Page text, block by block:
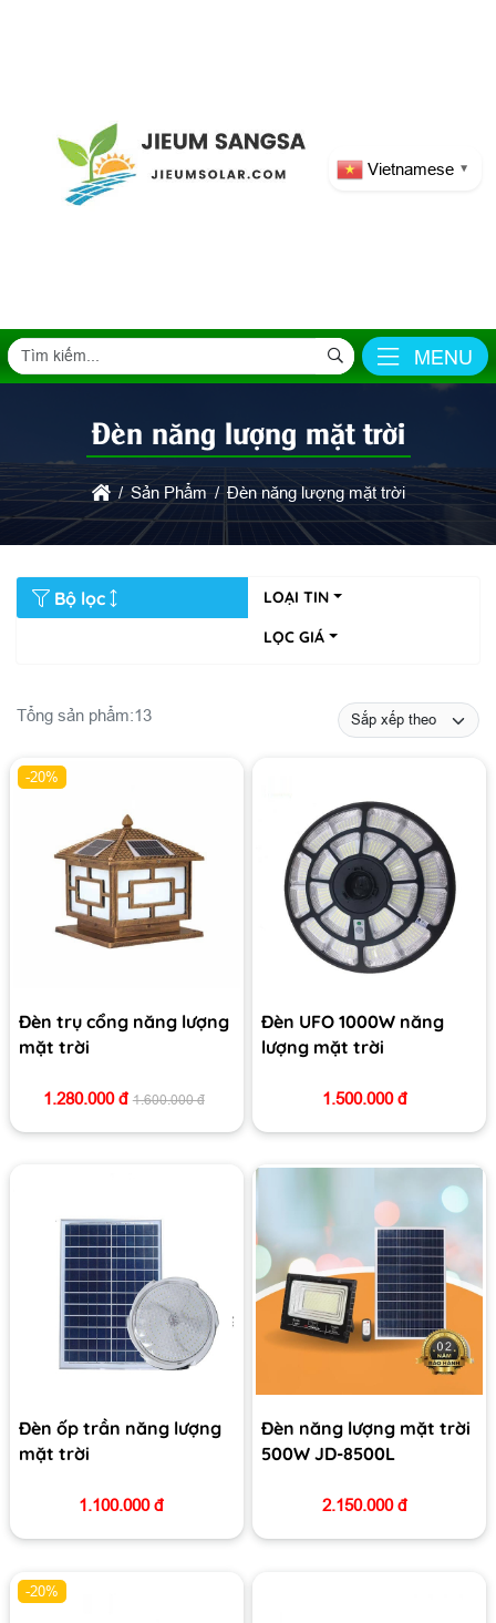
Vietnamese ▼
MENU
Đèn năng lượng mặt trời
Sản Phẩm Đèn năng lượng mặt trời
Bộ lọc
LOẠI TIN
LỌC GIÁ
Tổng sản phẩm:13
-20%
Đèn trụ cổng năng lượng
mặt trời
1.280.000 đ 1.600.000 đ
Đèn UFO 1000W năng
lượng mặt trời
1.500.000 đ
Đèn ốp trần năng lượng
mặt trời
1.100.000 đ
Đèn năng lượng mặt trời
500W JD-8500L
2.150.000 đ
-20%